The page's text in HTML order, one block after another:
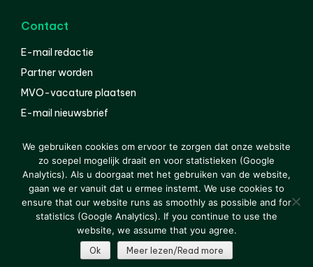
Contact
E-mail redactie
Partner worden
MVO-vacature plaatsen
E-mail nieuwsbrief
© 2000-2026 Van der Molen EIS Colofon
Disclaimer
Privacy
We gebruiken cookies om ervoor te zorgen dat onze website
zo soepel mogelijk draait en voor statistieken (Google
Analytics). Als u doorgaat met het gebruiken van de website,
gaan we er vanuit dat u ermee instemt. We use cookies to
ensure that our website runs as smoothly as possible and for
statistics (Google Analytics). If you continue to use the
website, we assume that you agree.
Ok Meer lezen/Read more